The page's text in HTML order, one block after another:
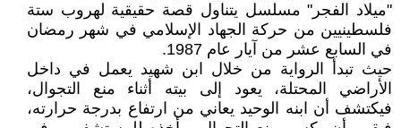
"ميلاد الفجر" مسلسل يتناول قصة حقيقية لهروب ستة
فلسطينيين من حركة الجهاد الإسلامي في شهر رمضان
في السابع عشر من آيار عام 1987.
حيث تبدأ الرواية من خلال ابن شهيد يعمل في داخل
الأراضي المحتلة، يعود إلى بيته أثناء منع التجوال،
فيكتشف أن ابنه الوحيد يعاني من ارتفاع بدرجة حرارته،